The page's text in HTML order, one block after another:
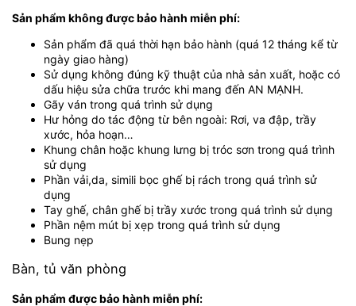
Sản phẩm không được bảo hành miễn phí:
Sản phẩm đã quá thời hạn bảo hành (quá 12 tháng kể từ
ngày giao hàng)
Sử dụng không đúng kỹ thuật của nhà sản xuất, hoặc có
dấu hiệu sửa chữa trước khi mang đến AN MẠNH.
Gãy ván trong quá trình sử dụng
Hư hỏng do tác động từ bên ngoài: Rơi, va đập, trầy
xước, hỏa hoạn…
Khung chân hoặc khung lưng bị tróc sơn trong quá trình
sử dụng
Phần vải,da, simili bọc ghế bị rách trong quá trình sử
dụng
Tay ghế, chân ghế bị trầy xước trong quá trình sử dụng
Phần nệm mút bị xẹp trong quá trình sử dụng
Bung nẹp
Bàn, tủ văn phòng
Sản phẩm được bảo hành miễn phí: